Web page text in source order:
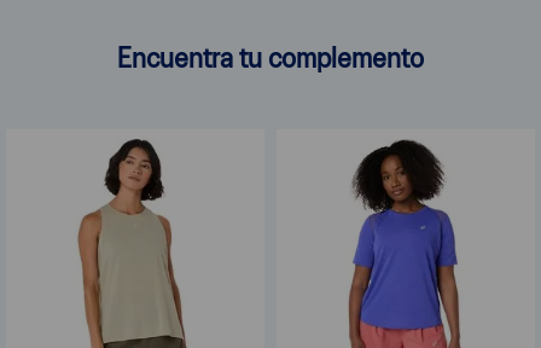
Encuentra tu complemento